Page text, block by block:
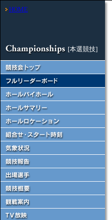
HOME
[本選競技]